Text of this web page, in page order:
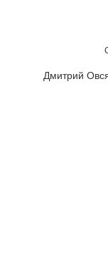
Дмитрий